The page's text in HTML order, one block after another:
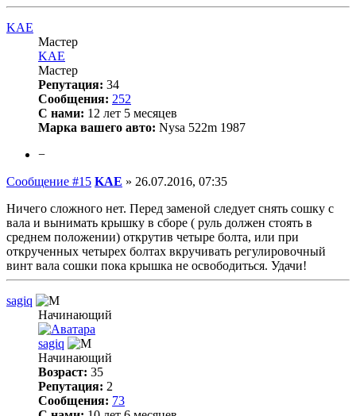
KAE
Мастер
KAE
Мастер
Репутация: 34
Сообщения: 252
С нами: 12 лет 5 месяцев
Марка вашего авто: Nysa 522m 1987
−
Сообщение #15 KAE » 26.07.2016, 07:35
Ничего сложного нет. Перед заменой следует снять сошку с
вала и вынимать крышку в сборе ( руль должен стоять в
среднем положении) открутив четыре болта, или при
открученных четырех болтах вкручивать регулировочный
винт вала сошки пока крышка не освободиться. Удачи!
sagiq
Начинающий
sagiq
Начинающий
Возраст: 35
Репутация: 2
Сообщения: 73